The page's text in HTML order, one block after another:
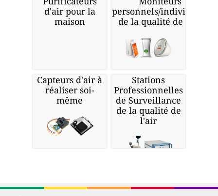
d'air pour la
maison
personnels/individuels
de la qualité de l'air
Capteurs d'air à
réaliser soi-
même
Stations
Professionnelles
de Surveillance
de la qualité de
l'air